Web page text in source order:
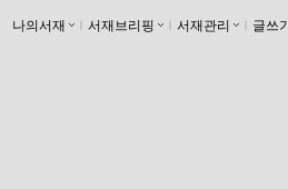
나의서재 ｌ 서재브리핑 ｌ 서재관리 ｌ 글쓰기